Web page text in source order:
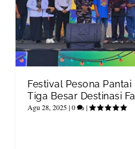
Festival Pesona
Tiga Besar Destinasi
Agu 28, 2025|0 |